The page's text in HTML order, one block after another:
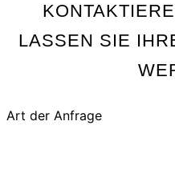
LASSEN SIE
Art der Anfrage